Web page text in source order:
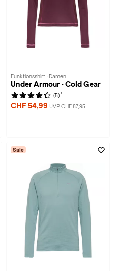
Funktionsshirt · Damen
Under Armour · Cold Gear
(5) 1
CHF 54,99 UVP CHF 87,95
Sale